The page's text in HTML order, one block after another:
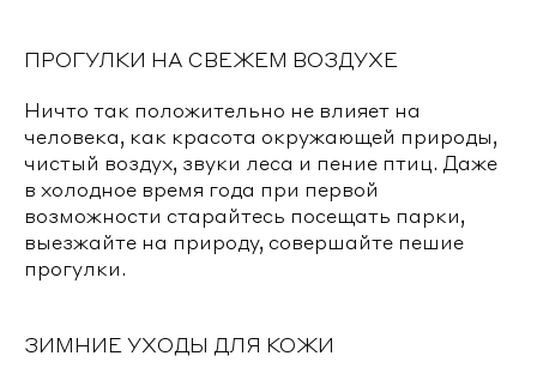
ПРОГУЛКИ НА СВЕЖЕМ ВОЗДУХЕ
Ничто так положительно не влияет на
человека, как красота окружающей природы,
чистый воздух, звуки леса и пение птиц. Даже
в холодное время года при первой
возможности старайтесь посещать парки,
выезжайте на природу, совершайте пешие
прогулки.
ЗИМНИЕ УХОДЫ ДЛЯ КОЖИ